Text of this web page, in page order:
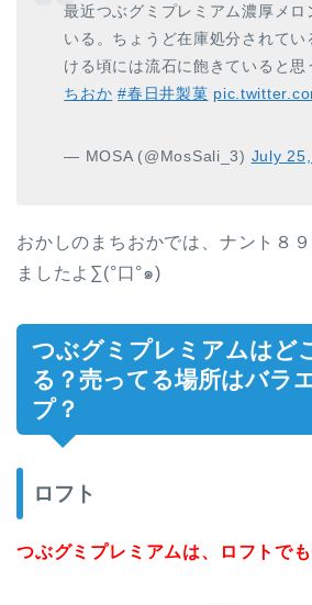
最近つぶグミプレミアム濃厚メロ
いる。ちょうど在庫処分されてい
ける頃には流石に飽きていると思
ちおか #春日井製菓
— MOSA (@MosSali_3) July
おかしのまちおかでは、ナント８
ましたよ∑(°口°๑)
つぶグミプレミアムはど
る？売ってる場所はバラ
プ？
ロフト
つぶグミプレミアムは、ロフトでも